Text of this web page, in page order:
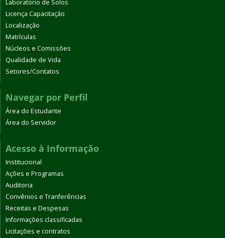
Laboratório de Solos
Licença Capacitação
Localização
Matrículas
Núcleos e Comissões
Qualidade de Vida
Setores/Contatos
Navegar por Perfil
Área do Estudante
Área do Servidor
Acesso à Informação
Institucional
Ações e Programas
Auditoria
Convênios e Tranferências
Receitas e Despesas
Informações classificadas
Licitações e contratos